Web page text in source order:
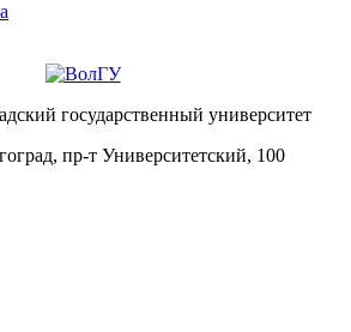
государственный университет
пр-т Университетский, 100